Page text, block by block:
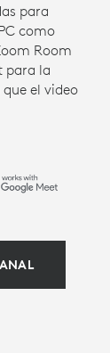
para
como
Room
para la
el video